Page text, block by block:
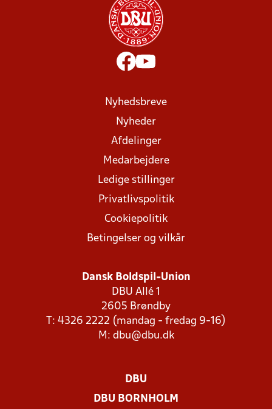
Nyhedsbreve
Nyheder
Afdelinger
Medarbejdere
Ledige stillinger
Privatlivspolitik
Cookiepolitik
Betingelser og vilkår
Dansk Boldspil-Union
DBU Allé 1
2605 Brøndby
T: 4326 2222 (mandag - fredag 9-16)
M: dbu@dbu.dk
DBU
DBU BORNHOLM